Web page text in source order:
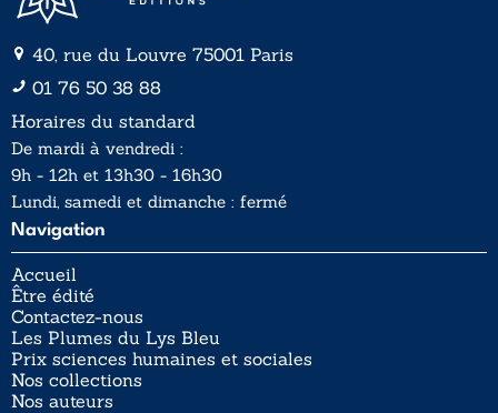
40, rue du Louvre 75001 Paris
01 76 50 38 88
Horaires du standard
De mardi à vendredi :
9h - 12h et 13h30 - 16h30
Lundi, samedi et dimanche : fermé
Navigation
Accueil
Être édité
Contactez-nous
Les Plumes du Lys Bleu
Prix sciences humaines et sociales
Nos collections
Nos auteurs